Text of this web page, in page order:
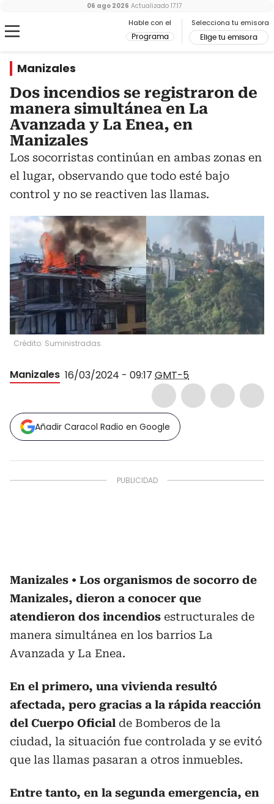
Hable con el
Programa
Selecciona tu emisora
Elige tu emisora
06 ago 2026 Actualizado 17:17
Manizales
Dos incendios se registraron de
manera simultánea en La
Avanzada y La Enea, en
Manizales
Los socorristas continúan en ambas zonas en
el lugar, observando que todo esté bajo
control y no se reactiven las llamas.
Crédito: Suministradas.
Manizales 16/03/2024 - 09:17 GMT-5
Añadir Caracol Radio en Google
Manizales
Los organismos de socorro de
Manizales, dieron a conocer que
atendieron dos incendios estructurales de
manera simultánea en los barrios La
Avanzada y La Enea.
En el primero, una vivienda resultó
afectada, pero gracias a la rápida reacción
del Cuerpo Oficial de Bomberos de la
ciudad, la situación fue controlada y se evitó
que las llamas pasaran a otros inmuebles.
Entre tanto, en la segunda emergencia, en